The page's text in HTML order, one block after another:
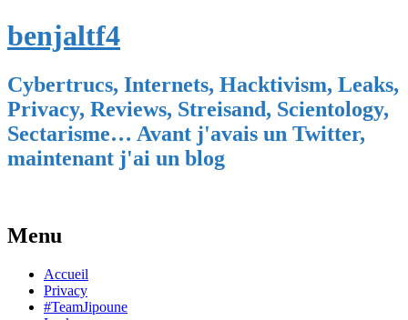
benjaltf4
Cybertrucs, Internets, Hacktivism, Leaks,
Privacy, Reviews, Streisand, Scientology,
Sectarisme… Avant j'avais un Twitter,
maintenant j'ai un blog
Menu
Skip
content
Accueil
Privacy
#TeamJipoune